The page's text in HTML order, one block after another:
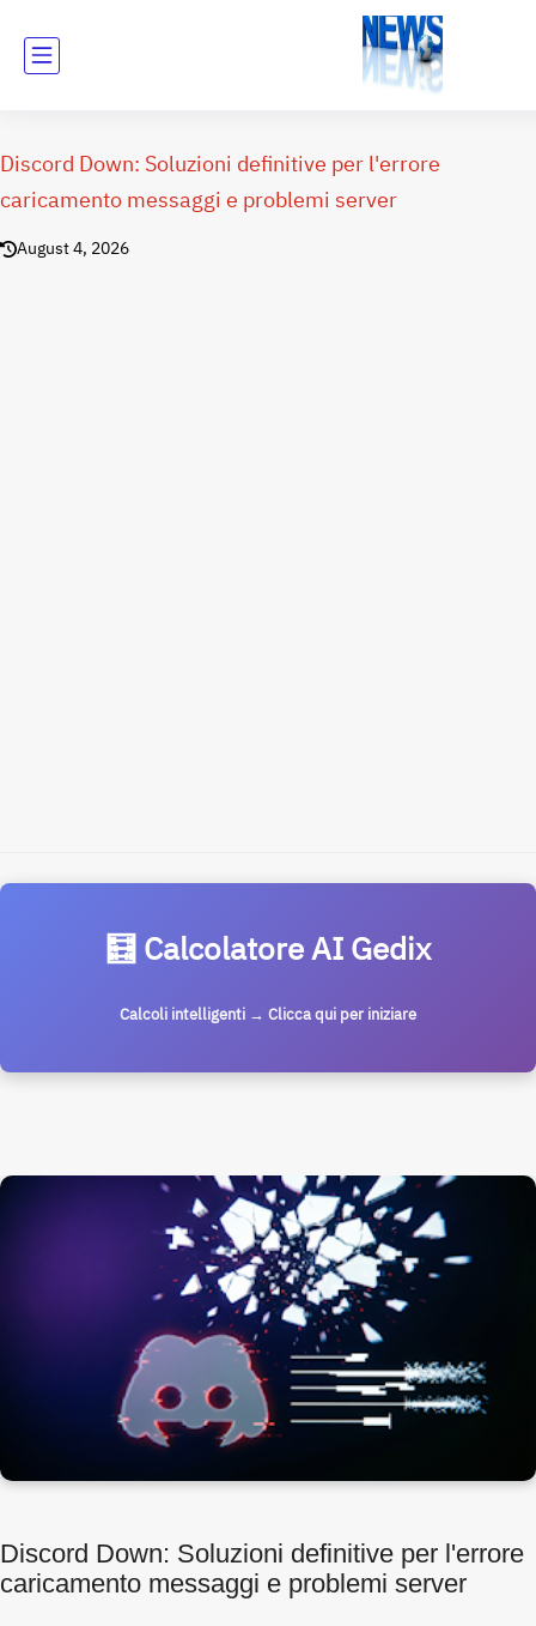
Discord Down: Soluzioni definitive per l'errore
caricamento messaggi e problemi server
August 4, 2026
🧮 Calcolatore AI Gedix
Calcoli intelligenti → Clicca qui per iniziare
Discord Down: Soluzioni definitive per l'errore
caricamento messaggi e problemi server